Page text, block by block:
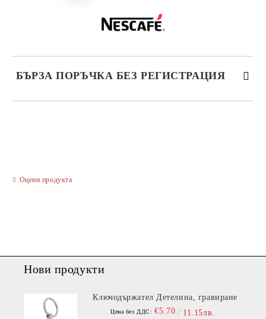
БЪРЗА ПОРЪЧКА БЕЗ РЕГИСТРАЦИЯ
Оцени продукта
Нови продукти
Ключодържател Детелина, гравиране
Цена без ДДС: €5.70 11.15лв.